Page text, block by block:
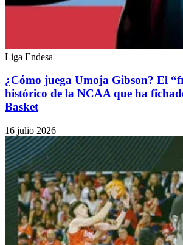
Liga Endesa
¿Cómo juega Umoja Gibson? El
histórico de la NCAA que ha
Basket
16 julio 2026